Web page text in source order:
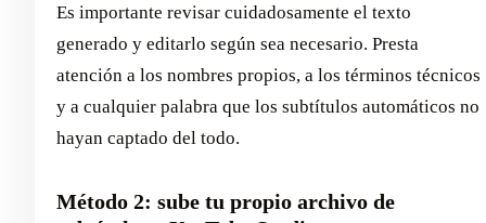
Es importante revisar cuidadosamente el texto
generado y editarlo según sea necesario. Presta
atención a los nombres propios, a los términos técnicos
y a cualquier palabra que los subtítulos automáticos no
hayan captado del todo.
Método 2: sube tu propio archivo de